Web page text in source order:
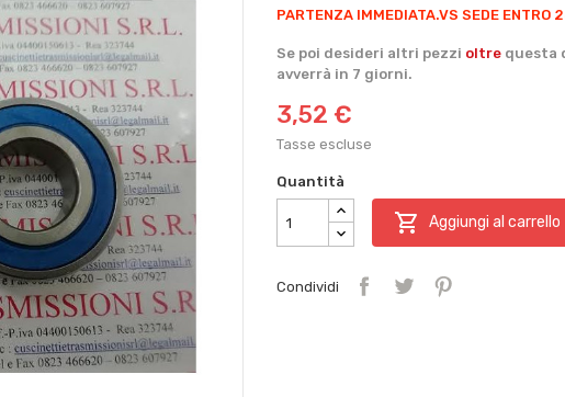
PARTENZA IMMEDIATA.VS SEDE ENTRO
Se poi desideri altri pezzi oltre questa
avverrà in 7 giorni.
3,52 €
Tasse escluse
Quantità
 Aggiungi al carrello
Condividi